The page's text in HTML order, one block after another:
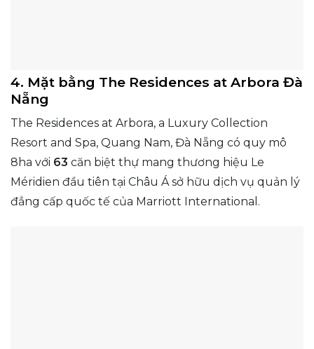
4. Mặt bằng The Residences at Arbora Đà
Nẵng
The Residences at Arbora, a Luxury Collection
Resort and Spa, Quang Nam, Đà Nẵng có quy mô
8ha với 63 căn biệt thự mang thương hiệu Le
Méridien đầu tiên tại Châu Á sở hữu dịch vụ quản lý
đẳng cấp quốc tế của Marriott International.